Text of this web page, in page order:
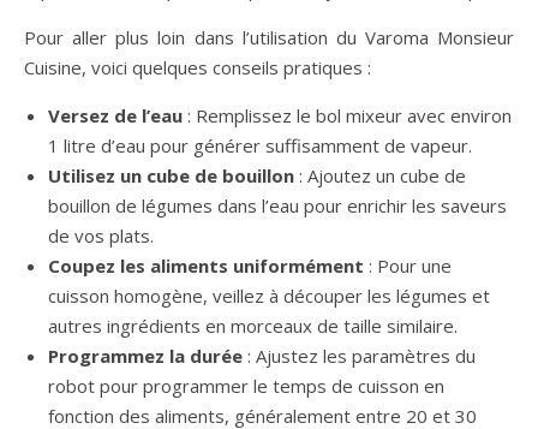
Pour aller plus loin dans l’utilisation du Varoma Monsieur
Cuisine, voici quelques conseils pratiques :
Versez de l’eau : Remplissez le bol mixeur avec environ
1 litre d’eau pour générer suffisamment de vapeur.
Utilisez un cube de bouillon : Ajoutez un cube de
bouillon de légumes dans l’eau pour enrichir les saveurs
de vos plats.
Coupez les aliments uniformément : Pour une
cuisson homogène, veillez à découper les légumes et
autres ingrédients en morceaux de taille similaire.
Programmez la durée : Ajustez les paramètres du
robot pour programmer le temps de cuisson en
fonction des aliments, généralement entre 20 et 30